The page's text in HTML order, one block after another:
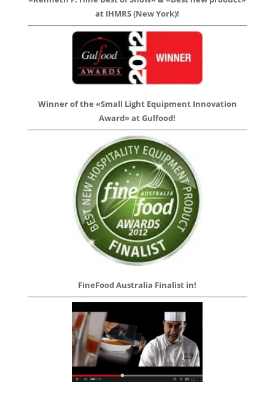
at IHMRS (New York)!
Winner of the «Small Light Equipment Innovation
Award» at Gulfood!
FineFood Australia Finalist in!